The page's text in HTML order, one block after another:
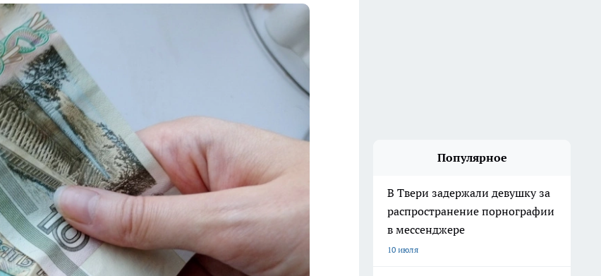
Популярное
В Твери задержали девушку за
распространение порнографии
в мессенджере
10 июля